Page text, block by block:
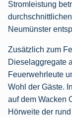
Stromleistung
Neumünster
Zusätzlich zum
Dieselaggregate
Feuerwehrleute
Wohl der Gäste.
auf dem Wacken
Hörweite der